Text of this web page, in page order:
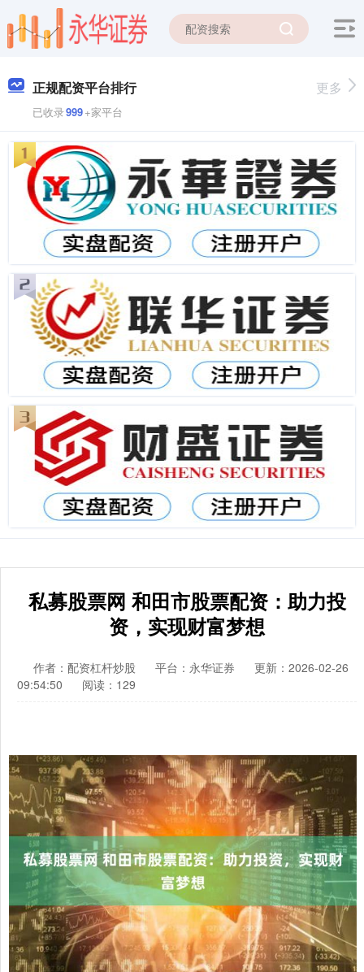
正规配资平台排行
已收录999+家平台
更多
私募股票网 和田市股票配资：助力投
资，实现财富梦想
作者：配资杠杆炒股 平台：永华证券
更新：2026-02-26
09:54:50
阅读：129